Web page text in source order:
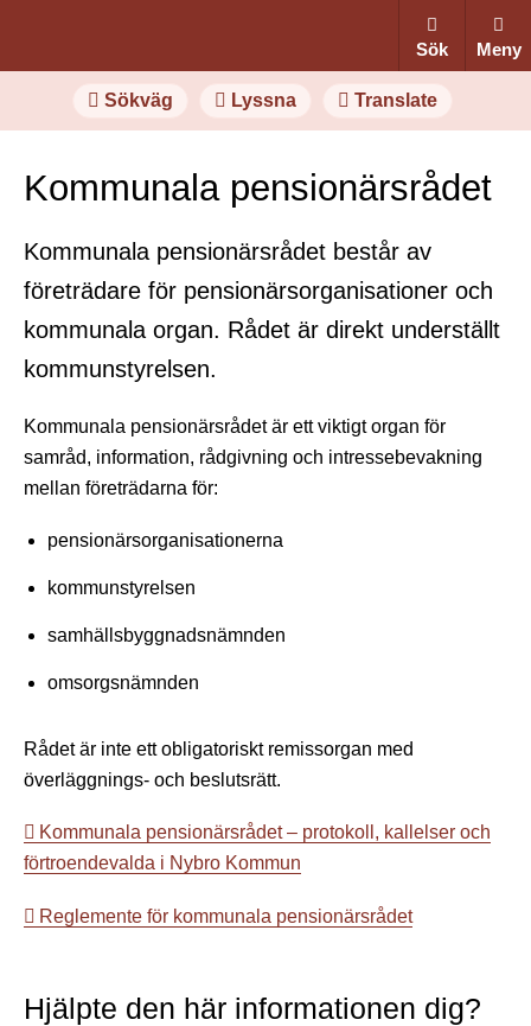
Sök Meny
Sökväg Lyssna Translate
Kommunala pensionärsrådet
Kommunala pensionärsrådet består av
företrädare för pensionärsorganisationer och
kommunala organ. Rådet är direkt underställt
kommunstyrelsen.
Kommunala pensionärsrådet är ett viktigt organ för
samråd, information, rådgivning och intressebevakning
mellan företrädarna för:
pensionärsorganisationerna
kommunstyrelsen
samhällsbyggnadsnämnden
omsorgsnämnden
Rådet är inte ett obligatoriskt remissorgan med
överläggnings- och beslutsrätt.
Kommunala pensionärsrådet – protokoll, kallelser och
förtroendevalda i Nybro Kommun
Reglemente för kommunala pensionärsrådet
Hjälpte den här informationen dig?